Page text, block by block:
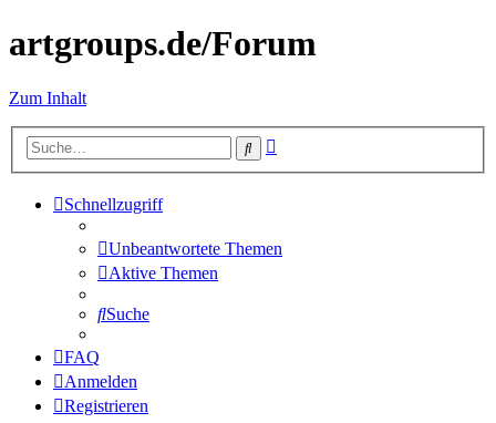
artgroups.de/Forum
Zum Inhalt
Suche
Schnellzugriff
Unbeantwortete Themen
Aktive Themen
Suche
FAQ
Anmelden
Registrieren